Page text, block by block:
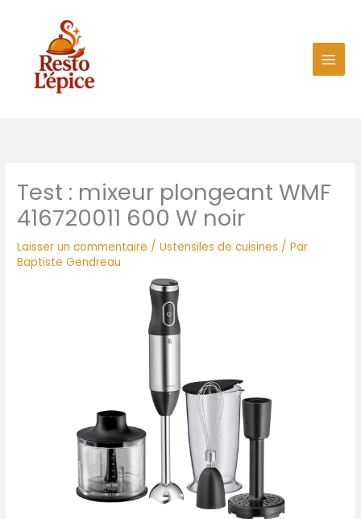
Test : mixeur plongeant WMF
416720011 600 W noir
Laisser un commentaire /Ustensiles de cuisines / Par
Baptiste Gendreau